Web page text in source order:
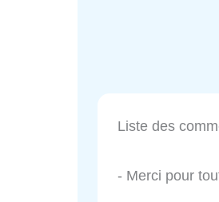
Liste des
- Merci pour